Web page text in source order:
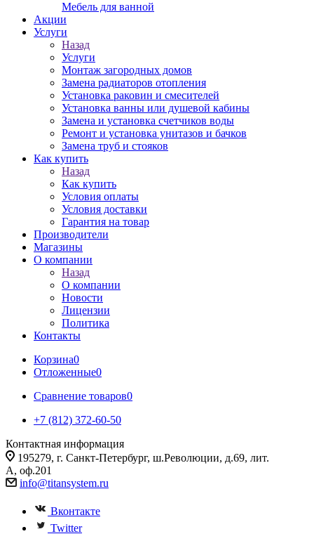
Мебель для ванной
Акции
Услуги
Назад
Услуги
Монтаж загородных домов
Замена радиаторов отопления
Установка раковин и смесителей
Установка ванны или душевой кабины
Замена и установка счетчиков воды
Ремонт и установка унитазов и бачков
Замена труб и стояков
Как купить
Назад
Как купить
Условия оплаты
Условия доставки
Гарантия на товар
Производители
Магазины
О компании
Назад
О компании
Новости
Лицензии
Политика
Контакты
Корзина0
Отложенные0
Сравнение товаров0
+7 (812) 372-60-50
Контактная информация
195279, г. Санкт-Петербург, ш.Революции, д.69, лит.
А, оф.201
info@titansystem.ru
Вконтакте
Twitter